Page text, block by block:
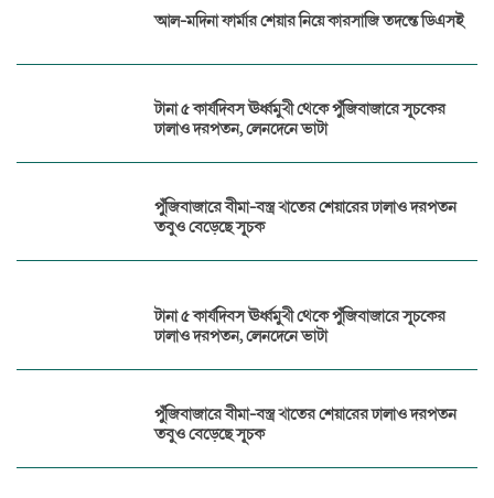
আল-মদিনা ফার্মার শেয়ার নিয়ে কারসাজি তদন্তে ডিএসই
টানা ৫ কার্যদিবস ঊর্ধ্বমুখী থেকে পুঁজিবাজারে সূচকের
ঢালাও দরপতন, লেনদেনে ভাটা
পুঁজিবাজারে বীমা-বস্ত্র খাতের শেয়ারের ঢালাও দরপতন
তবুও বেড়েছে সূচক
টানা ৫ কার্যদিবস ঊর্ধ্বমুখী থেকে পুঁজিবাজারে সূচকের
ঢালাও দরপতন, লেনদেনে ভাটা
পুঁজিবাজারে বীমা-বস্ত্র খাতের শেয়ারের ঢালাও দরপতন
তবুও বেড়েছে সূচক